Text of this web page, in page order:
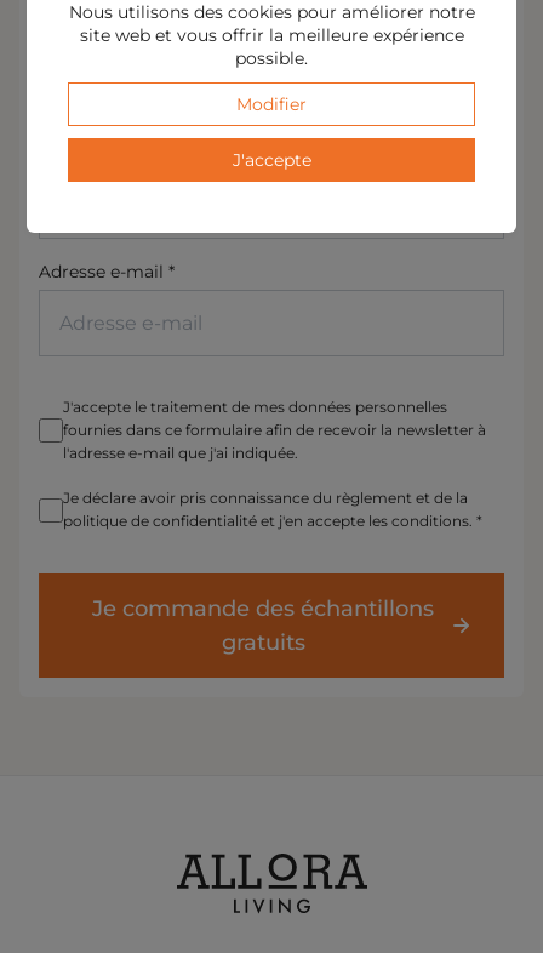
Ville *
Numéro de téléphone *
Numéro de téléphone
Adresse e-mail *
J'accepte le traitement de mes données personnelles
fournies dans ce formulaire afin de recevoir la newsletter à
l'adresse e-mail que j'ai indiquée.
Je déclare avoir pris connaissance du règlement et de la
politique de confidentialité et j'en accepte les conditions. *
Je commande des échantillons
gratuits
Nous utilisons des cookies pour améliorer notre
site web et vous offrir la meilleure expérience
possible.
Modifier
J'accepte